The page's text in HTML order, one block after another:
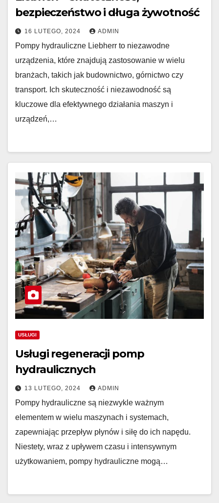
bezpieczeństwo i długa żywotność
16 LUTEGO, 2024 ADMIN
Pompy hydrauliczne Liebherr to niezawodne
urządzenia, które znajdują zastosowanie w wielu
branżach, takich jak budownictwo, górnictwo czy
transport. Ich skuteczność i niezawodność są
kluczowe dla efektywnego działania maszyn i
urządzeń,…
USŁUGI
Usługi regeneracji pomp
hydraulicznych
13 LUTEGO, 2024 ADMIN
Pompy hydrauliczne są niezwykle ważnym
elementem w wielu maszynach i systemach,
zapewniając przepływ płynów i siłę do ich napędu.
Niestety, wraz z upływem czasu i intensywnym
użytkowaniem, pompy hydrauliczne mogą…